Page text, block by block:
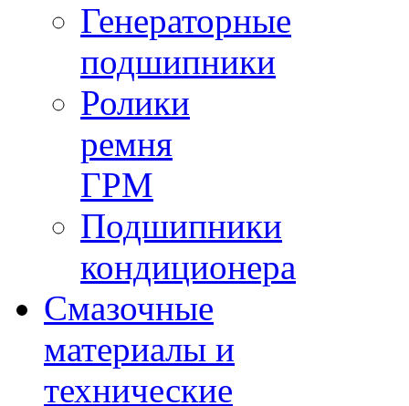
Генераторные
подшипники
Ролики
ремня
ГРМ
Подшипники
кондиционера
Смазочные
материалы и
технические